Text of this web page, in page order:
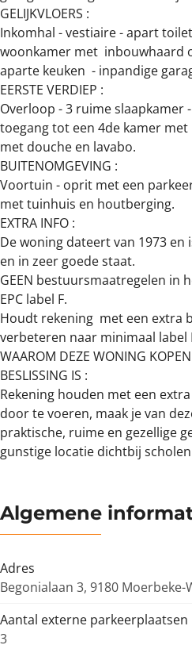
GELIJKVLOERS :
Inkomhal - vestiaire - apart
woonkamer met inbouwhaard
aparte keuken - inpandige
EERSTE VERDIEP :
Overloop - 3 ruime slaapkamer
toegang tot een 4de kamer
met douche en lavabo.
BUITENOMGEVING :
Voortuin - oprit met een
met tuinhuis en houtberging.
EXTRA INFO :
De woning dateert van 1973
en in zeer goede staat.
GEEN bestuursmaatregelen in
EPC label F.
Houdt rekening met een extra
verbeteren naar minimaal label
WAAROM DEZE WONING
BESLISSING IS :
Rekening houden met een
door te voeren, maak je van
praktische, ruime en gezellige
gunstige locatie dichtbij
Algemene
Adres
Begonialaan 3, 9180 Moerbeke-
Aantal externe parkeerplaatsen
3